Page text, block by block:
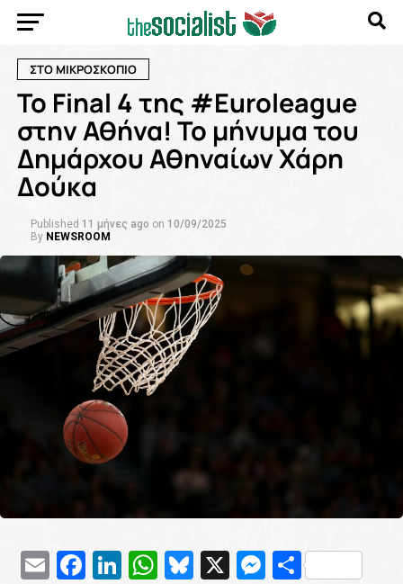
ΣΤΟ ΜΙΚΡΟΣΚΟΠΙΟ
Το Final 4 της #Euroleague
στην Αθήνα! Το μήνυμα του
Δημάρχου Αθηναίων Χάρη
Δούκα
Published 11 μήνες ago on 10/09/2025
By NEWSROOM
EmailFacebook
LinkedIn
WhatsApp
Bluesky
X